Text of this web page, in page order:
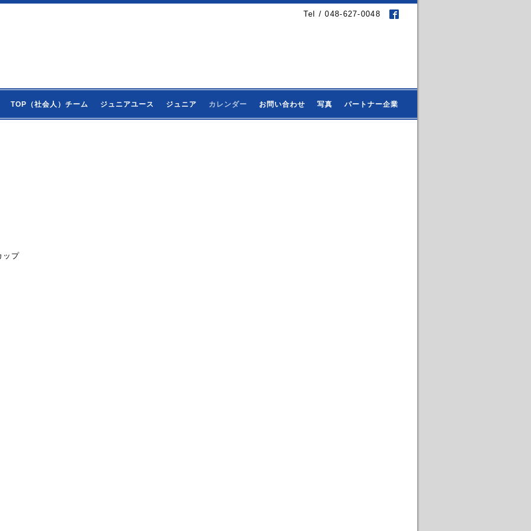
Tel / 048-627-0048
TOP（社会人）チーム ジュニアユース ジュニア カレンダー お問い合わせ 写真 パートナー企業
ップ